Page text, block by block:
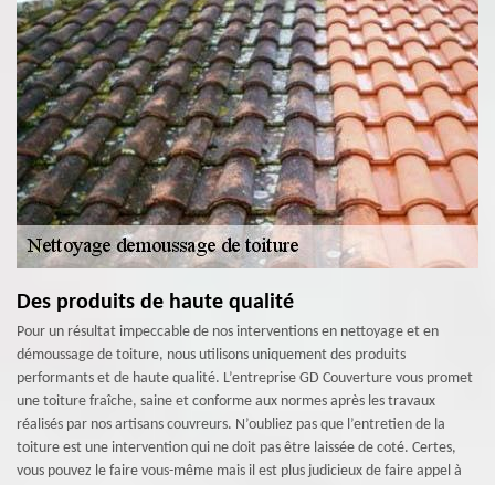
Des produits de haute qualité
Pour un résultat impeccable de nos interventions en nettoyage et en
démoussage de toiture, nous utilisons uniquement des produits
performants et de haute qualité. L’entreprise GD Couverture vous promet
une toiture fraîche, saine et conforme aux normes après les travaux
réalisés par nos artisans couvreurs. N’oubliez pas que l’entretien de la
toiture est une intervention qui ne doit pas être laissée de coté. Certes,
vous pouvez le faire vous-même mais il est plus judicieux de faire appel à